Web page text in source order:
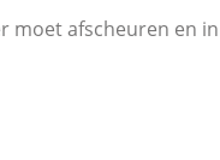
afscheuren en